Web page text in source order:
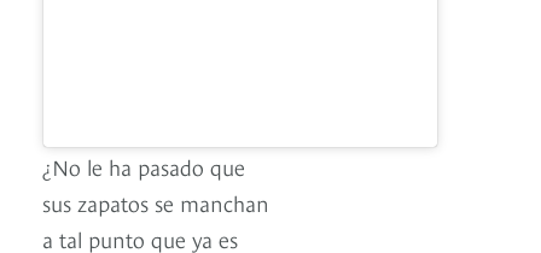
¿No le ha pasado que
sus zapatos se manchan
a tal punto que ya es